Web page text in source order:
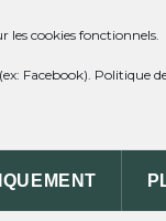
les cookies fonctionnels.
Facebook). Politique